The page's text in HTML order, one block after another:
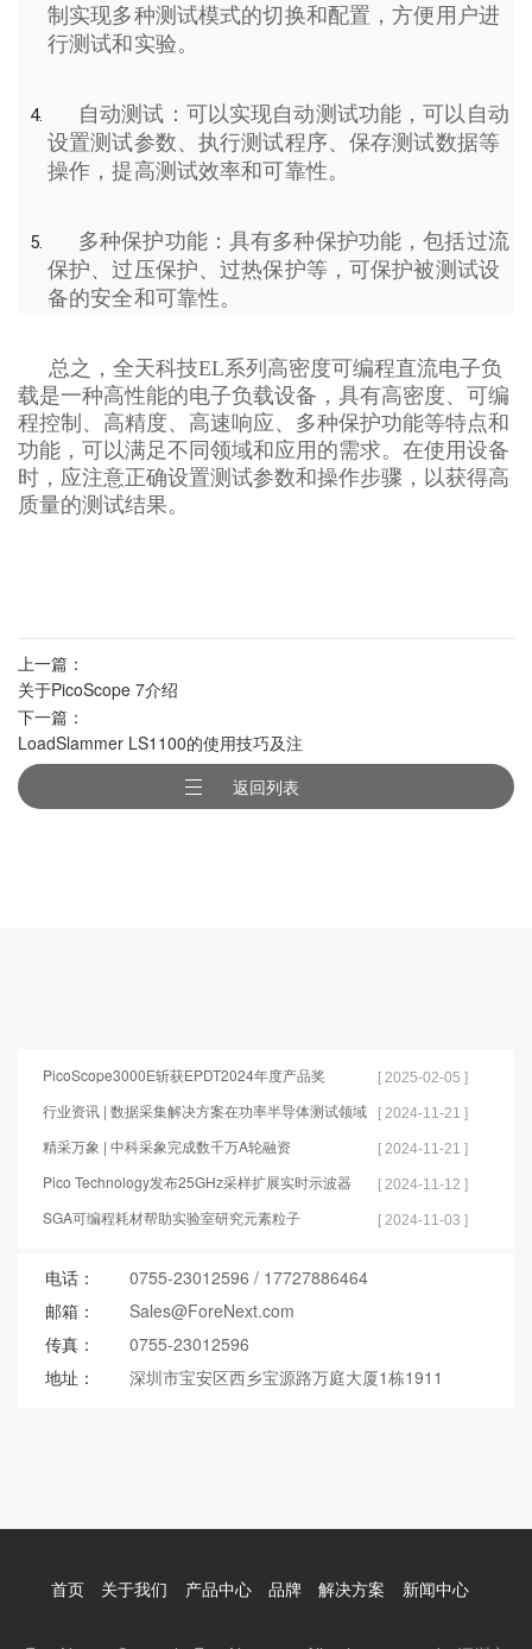
制实现多种测试模式的切换和配置，方便用户进
行测试和实验。
自动测试：可以实现自动测试功能，可以自动
设置测试参数、执行测试程序、保存测试数据等
操作，提高测试效率和可靠性。
多种保护功能：具有多种保护功能，包括过流
保护、过压保护、过热保护等，可保护被测试设
备的安全和可靠性。
总之，全天科技EL系列高密度可编程直流电子负
载是一种高性能的电子负载设备，具有高密度、可编
程控制、高精度、高速响应、多种保护功能等特点和
功能，可以满足不同领域和应用的需求。在使用设备
时，应注意正确设置测试参数和操作步骤，以获得高
质量的测试结果。
上一篇：
关于PicoScope 7介绍
下一篇：
LoadSlammer LS1100的使用技巧及注
意事项
返回列表
PicoScope3000E斩获EPDT2024年度产品奖 [ 2025-02-05 ]
行业资讯 | 数据采集解决方案在功率半导体测试领域
的应用
[ 2024-11-21 ]
精采万象 | 中科采象完成数千万A轮融资 [ 2024-11-21 ]
Pico Technology发布25GHz采样扩展实时示波器 [ 2024-11-12 ]
SGA可编程耗材帮助实验室研究元素粒子 [ 2024-11-03 ]
电话： 0755-23012596 / 17727886464
邮箱：
Sales@ForeNext.com
传真：
0755-23012596
地址：
深圳市宝安区西乡宝源路万庭大厦1栋1911
首页 关于我们 产品中心 品牌 解决方案 新闻中心